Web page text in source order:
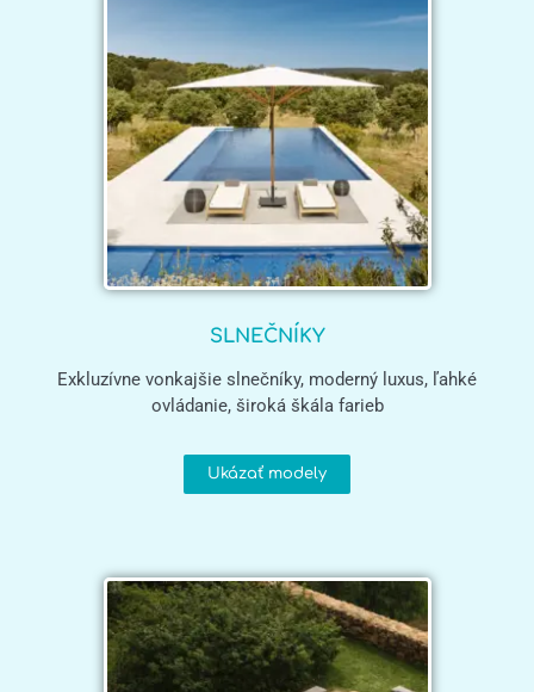
SLNEČNÍKY
Exkluzívne vonkajšie slnečníky, moderný luxus, ľahké
ovládanie, široká škála farieb
Ukázať modely